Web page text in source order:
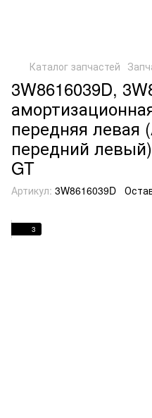
Каталог запчастей
3W8616039D,
передняя левая
передний
GT
Артикул: 3W8616039D
3